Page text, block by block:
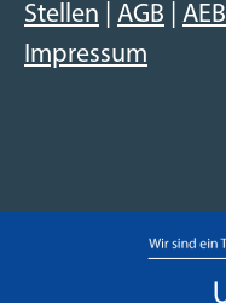
Stellen AGB AEB
Impressum